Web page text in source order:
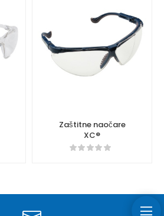
Zaštitne naočare
XC®